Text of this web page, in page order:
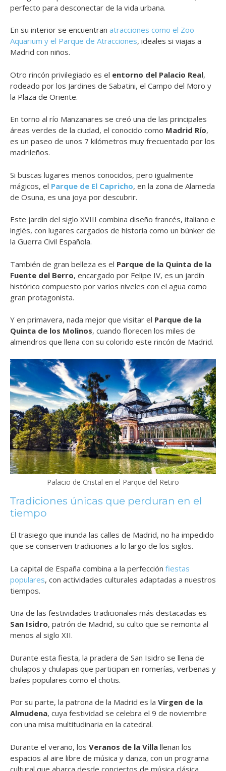
perfecto para desconectar de la vida urbana.
En su interior se encuentran atracciones como el Zoo
Aquarium y el Parque de Atracciones, ideales si viajas a
Madrid con niños.
Otro rincón privilegiado es el entorno del Palacio Real,
rodeado por los Jardines de Sabatini, el Campo del Moro y
la Plaza de Oriente.
En torno al río Manzanares se creó una de las principales
áreas verdes de la ciudad, el conocido como Madrid Río,
es un paseo de unos 7 kilómetros muy frecuentado por los
madrileños.
Si buscas lugares menos conocidos, pero igualmente
mágicos, el Parque de El Capricho, en la zona de Alameda
de Osuna, es una joya por descubrir.
Este jardín del siglo XVIII combina diseño francés, italiano e
inglés, con lugares cargados de historia como un búnker de
la Guerra Civil Española.
También de gran belleza es el Parque de la Quinta de la
Fuente del Berro, encargado por Felipe IV, es un jardín
histórico compuesto por varios niveles con el agua como
gran protagonista.
Y en primavera, nada mejor que visitar el Parque de la
Quinta de los Molinos, cuando florecen los miles de
almendros que llena con su colorido este rincón de Madrid.
Palacio de Cristal en el Parque del Retiro
Tradiciones únicas que perduran en el
tiempo
El trasiego que inunda las calles de Madrid, no ha impedido
que se conserven tradiciones a lo largo de los siglos.
La capital de España combina a la perfección fiestas
populares, con actividades culturales adaptadas a nuestros
tiempos.
Una de las festividades tradicionales más destacadas es
San Isidro, patrón de Madrid, su culto que se remonta al
menos al siglo XII.
Durante esta fiesta, la pradera de San Isidro se llena de
chulapos y chulapas que participan en romerías, verbenas y
bailes populares como el chotis.
Por su parte, la patrona de la Madrid es la Virgen de la
Almudena, cuya festividad se celebra el 9 de noviembre
con una misa multitudinaria en la catedral.
Durante el verano, los Veranos de la Villa llenan los
espacios al aire libre de música y danza, con un programa
cultural que abarca desde conciertos de música clásica